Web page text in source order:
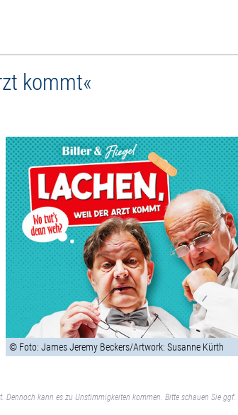
kommt«
© Foto: James Jeremy Beckers/Artwork: Susanne Kürth
kann es zu Unstimmigkeiten kommen. Bitte schauen Sie